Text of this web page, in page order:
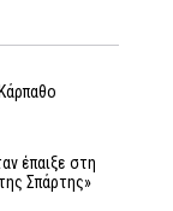
έπαιξε στη
Σπάρτης»